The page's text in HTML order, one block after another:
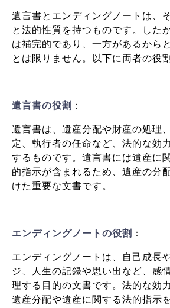
遺言書とエンディングノートは、
と法的性質を持つものです。した
は補完的であり、一方があるから
とは限りません。以下に両者の役
遺言書の役割 ：
遺言書は、遺産分配や財産の処理
定、執行者の任命など、法的な効
するものです。遺言書には遺産に
的指示が含まれるため、遺産の分
けた重要な文書です。
エンディングノートの役割 ：
エンディングノートは、自己成長
ジ、人生の記録や思い出など、感
理する目的の文書です。法的な効
遺産分配や遺産に関する法的指示